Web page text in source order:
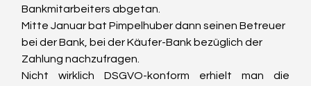
Bankmitarbeiters abgetan.
Mitte Januar bat Pimpelhuber dann seinen Betreuer
bei der Bank, bei der Käufer-Bank bezüglich der
Zahlung nachzufragen.
Nicht wirklich DSGVO-konform erhielt man die